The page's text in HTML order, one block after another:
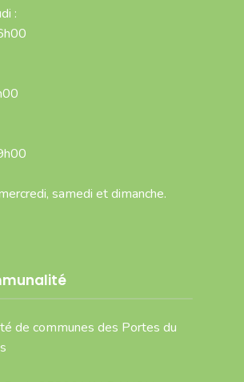
:
samedi et dimanche.
de communes des Portes du